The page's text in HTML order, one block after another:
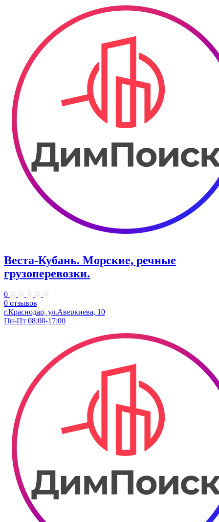
Веста-Кубань. Морские, речные
грузоперевозки.
0
0 отзывов
г.Краснодар, ул.Аверкиева, 10
Пн-Пт 08:00-17:00